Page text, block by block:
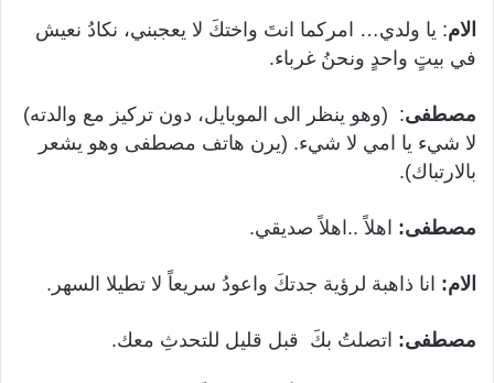
الام: يا ولدي… امركما انتَ واختكَ لا يعجبني، نكادُ نعيش
في بيتٍ واحدٍ ونحنُ غرباء.
مصطفى: (وهو ينظر الى الموبايل، دون تركيز مع والدته)
لا شيء يا امي لا شيء. (يرن هاتف مصطفى وهو يشعر
بالارتباك).
مصطفى: اهلاً ..اهلاً صديقي.
الام: انا ذاهبة لرؤية جدتكَ واعودُ سريعاً لا تطيلا السهر.
مصطفى: اتصلتُ بكَ قبل قليل للتحدثِ معك.